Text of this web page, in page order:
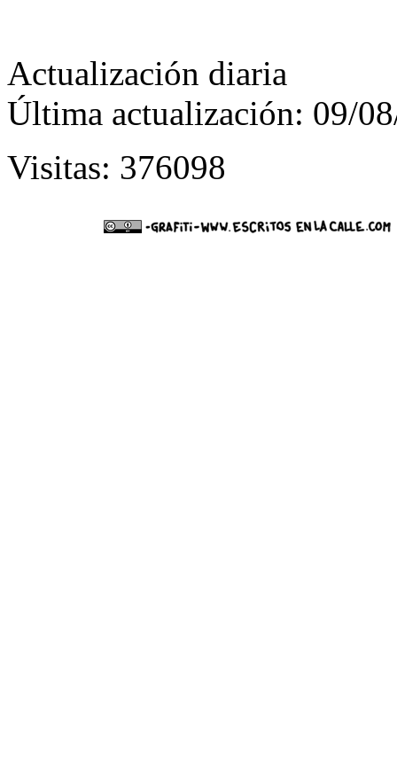
Actualización diaria
Última actualización: 09/
Visitas: 376098